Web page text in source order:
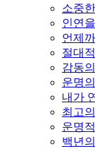
소중
인연
언제
절대
감동
운명
내가
최고
운명
백년